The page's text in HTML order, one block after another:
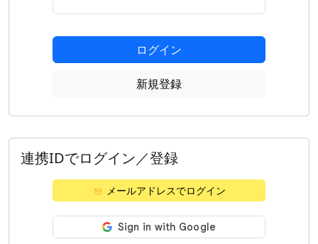
ログイン
新規登録
連携IDでログイン／登録
メールアドレスでログイン